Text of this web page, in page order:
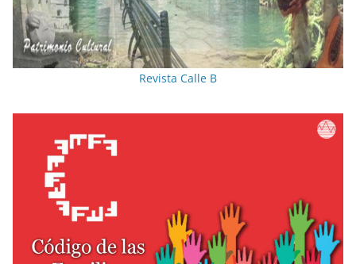
Revista Calle B